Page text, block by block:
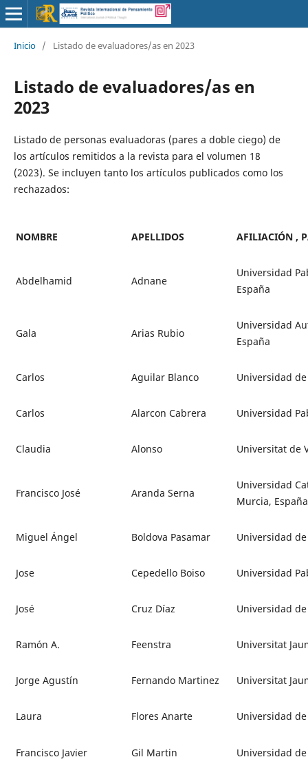
Inicio / Listado de evaluadores/as en 2023
Listado de evaluadores/as en
2023
Listado de personas evaluadoras (pares a doble ciego) de
los artículos remitidos a la revista para el volumen 18
(2023). Se incluyen tanto los artículos publicados como los
rechazados:
NOMBRE APELLIDOS AFILIACIÓN ,
Abdelhamid Adnane
Universidad
España
Gala Arias Rubio
Universidad
España
Carlos Aguilar Blanco Universidad
Carlos Alarcon Cabrera Universidad
Claudia Alonso Universitat de
Francisco José Aranda Serna
Universidad
Murcia, España
Miguel Ángel Boldova Pasamar Universidad
Jose Cepedello Boiso Universidad
José Cruz Díaz Universidad
Ramón A. Feenstra Universitat
Jorge Agustín Fernando Martinez Universitat
Laura Flores Anarte Universidad
Francisco Javier Gil Martin Universidad